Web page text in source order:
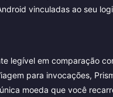
vinculadas ao seu
legível em comparação
para invocações,
moeda que você